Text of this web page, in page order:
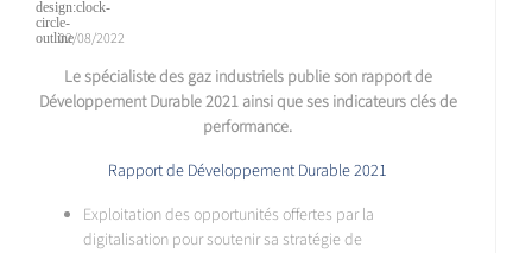
02/08/2022
Le spécialiste des gaz industriels publie son rapport de
Développement Durable 2021 ainsi que ses indicateurs clés de
performance.
Rapport de Développement Durable 2021
Exploitation des opportunités offertes par la
digitalisation pour soutenir sa stratégie de